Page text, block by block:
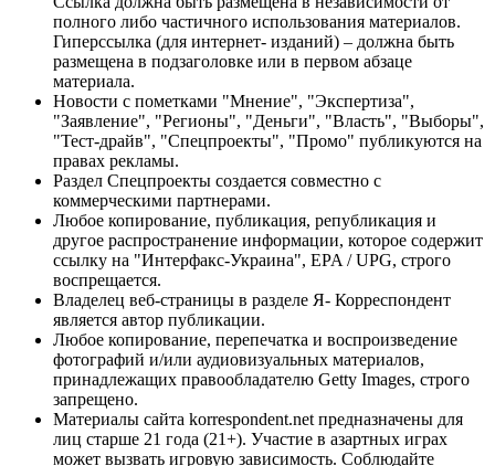
полного либо частичного использования материалов.
Гиперссылка (для интернет- изданий) – должна быть
размещена в подзаголовке или в первом абзаце
материала.
Новости с пометками "Мнение", "Экспертиза",
"Заявление", "Регионы", "Деньги", "Власть", "Выборы",
"Тест-драйв", "Спецпроекты", "Промо" публикуются на
правах рекламы.
Раздел Спецпроекты создается совместно с
коммерческими партнерами.
Любое копирование, публикация, републикация и
другое распространение информации, которое содержит
ссылку на "Интерфакс-Украина", EPA / UPG, строго
воспрещается.
Владелец веб-страницы в разделе Я- Корреспондент
является автор публикации.
Любое копирование, перепечатка и воспроизведение
фотографий и/или аудиовизуальных материалов,
принадлежащих правообладателю Getty Images, строго
запрещено.
Материалы сайта korrespondent.net предназначены для
лиц старше 21 года (21+). Участие в азартных играх
может вызвать игровую зависимость. Соблюдайте